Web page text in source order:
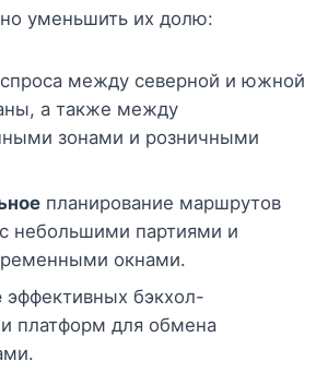
уменьшить их долю:
спроса между северной и южной
а также между
зонами и розничными
планирование маршрутов
небольшими партиями и
окнами.
эффективных бэкхол-
и платформ для обмена